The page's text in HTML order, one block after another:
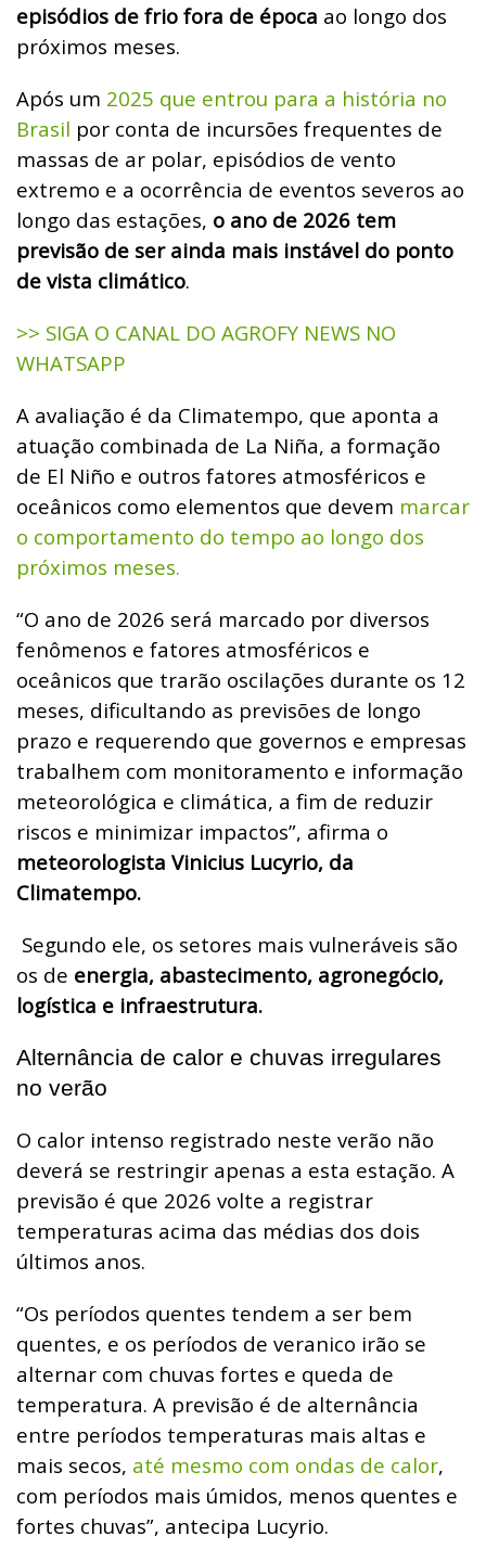
episódios de frio fora de época ao longo dos
próximos meses.
Após um 2025 que entrou para a história no
Brasil por conta de incursões frequentes de
massas de ar polar, episódios de vento
extremo e a ocorrência de eventos severos ao
longo das estações, o ano de 2026 tem
previsão de ser ainda mais instável do ponto
de vista climático.
>> SIGA O CANAL DO AGROFY NEWS NO
WHATSAPP
A avaliação é da Climatempo, que aponta a
atuação combinada de La Niña, a formação
de El Niño e outros fatores atmosféricos e
oceânicos como elementos que devem marcar
o comportamento do tempo ao longo dos
próximos meses.
“O ano de 2026 será marcado por diversos
fenômenos e fatores atmosféricos e
oceânicos que trarão oscilações durante os 12
meses, dificultando as previsões de longo
prazo e requerendo que governos e empresas
trabalhem com monitoramento e informação
meteorológica e climática, a fim de reduzir
riscos e minimizar impactos”, afirma o
meteorologista Vinicius Lucyrio, da
Climatempo.
Segundo ele, os setores mais vulneráveis são
os de energia, abastecimento, agronegócio,
logística e infraestrutura.
Alternância de calor e chuvas irregulares
no verão
O calor intenso registrado neste verão não
deverá se restringir apenas a esta estação. A
previsão é que 2026 volte a registrar
temperaturas acima das médias dos dois
últimos anos.
“Os períodos quentes tendem a ser bem
quentes, e os períodos de veranico irão se
alternar com chuvas fortes e queda de
temperatura. A previsão é de alternância
entre períodos temperaturas mais altas e
mais secos, até mesmo com ondas de calor,
com períodos mais úmidos, menos quentes e
fortes chuvas”, antecipa Lucyrio.